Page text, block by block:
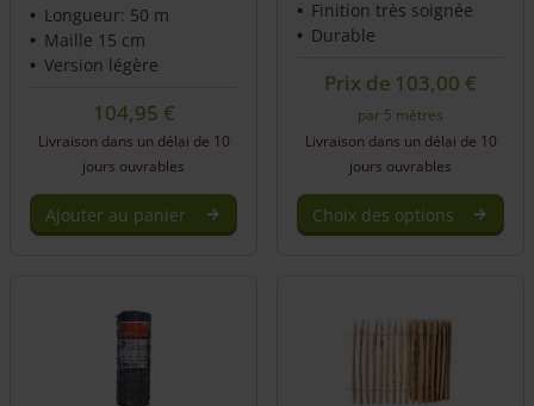
Longueur: 50 m
Maille 15 cm
Version légère
104,95 €
Livraison dans un délai de 10
jours ouvrables
Ajouter au panier
Finition très soignée
Durable
Prix de 103,00€
par 5 mètres
Livraison dans un délai de 10
jours ouvrables
Choix des options